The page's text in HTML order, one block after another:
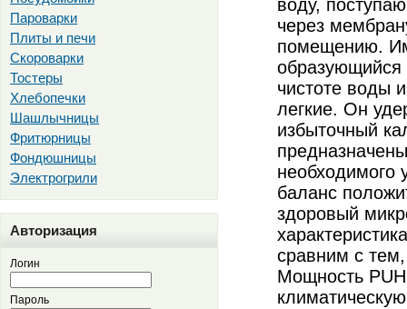
Пароварки
Плиты и печи
Скороварки
Тостеры
Хлебопечки
Шашлычницы
Фритюрницы
Фондюшницы
Электрогрили
Авторизация
Логин
Пароль
воду,
через
помещению.
образующийся
чистоте воды
легкие. Он
избыточный
необходимого
баланс
здоровый
сравним с
Мощность